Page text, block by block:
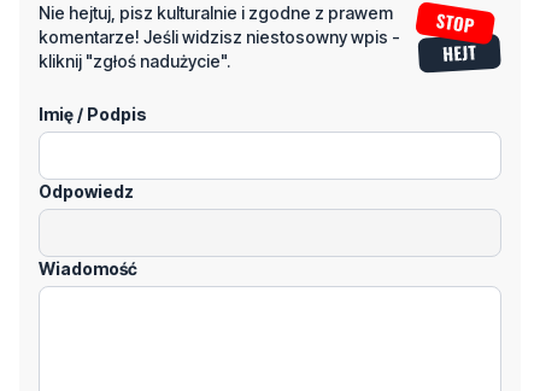
Nie hejtuj, pisz kulturalnie i zgodne z prawem
komentarze! Jeśli widzisz niestosowny wpis -
kliknij "zgłoś nadużycie".
Imię / Podpis
Odpowiedz
Wiadomość